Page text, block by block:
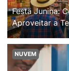
Festa Junina:
Aproveitar a
NUVEM